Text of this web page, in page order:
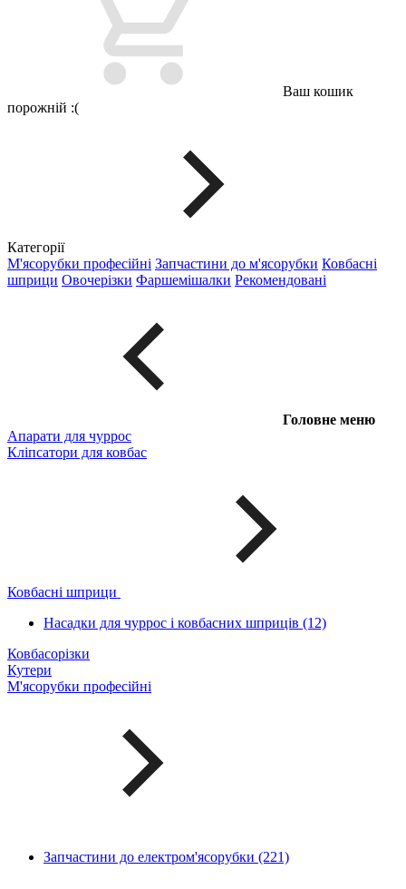
Ваш кошик
порожній :(
Категорії
М'ясорубки професійні Запчастини до м'ясорубки Ковбасні
шприци Овочерізки Фаршемішалки Рекомендовані
Головне меню
Апарати для чуррос
Кліпсатори для ковбас
Ковбасні шприци
Насадки для чуррос і ковбасних шприців (12)
Ковбасорізки
Кутери
М'ясорубки професійні
Запчастини до електром'ясорубки (221)